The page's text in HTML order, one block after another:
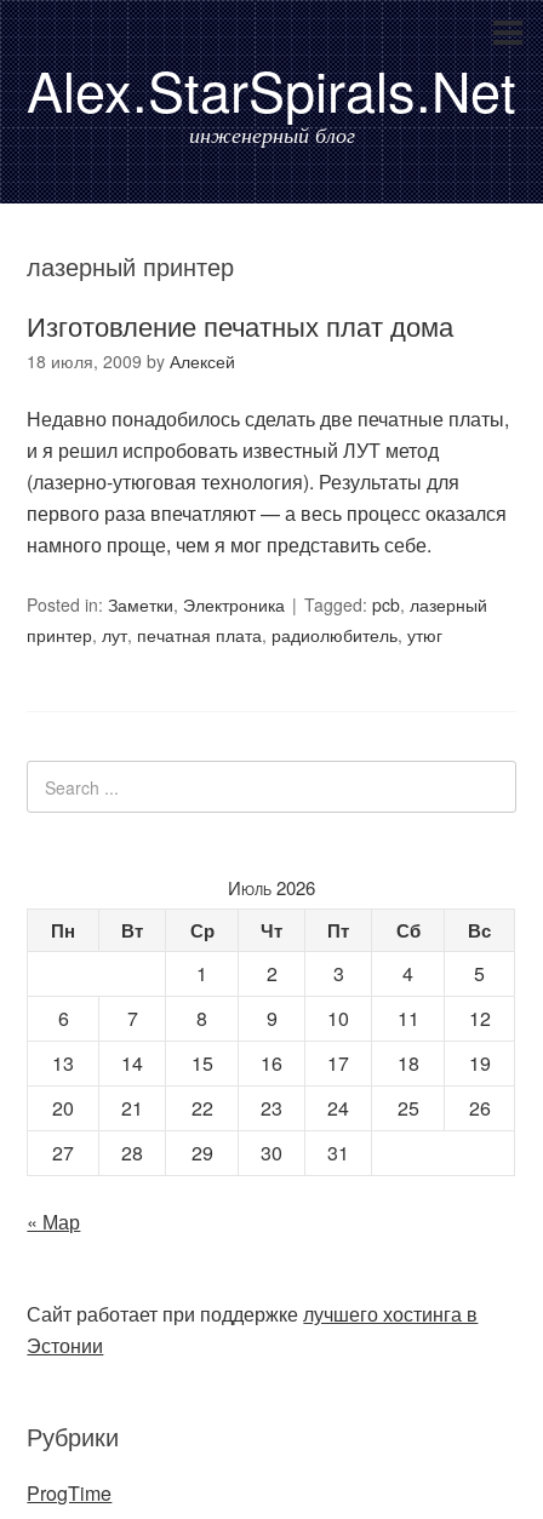
Alex.StarSpirals.Net
инженерный блог
лазерный принтер
Изготовление печатных плат дома
18 июля, 2009 byАлексей
Недавно понадобилось сделать две печатные платы,
и я решил испробовать известный ЛУТ метод
(лазерно-утюговая технология). Результаты для
первого раза впечатляют — а весь процесс оказался
намного проще, чем я мог представить себе.
Posted in:Заметки, Электроника Tagged:pcb,лазерный
принтер,лут, печатная плата, радиолюбитель,утюг
Июль 2026
Пн Вт Ср Чт Пт Сб Вс
1 2 3 4
5
6
7 8 9 10 11
12
13
14 15 16 17 18
19
20
21 22 23 24 25
26
27
28 29 30 31
« Мар
Сайт работает при поддержкелучшего хостинга в
Эстонии
Рубрики
ProgTime